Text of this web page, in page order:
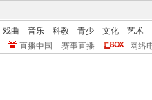
戏曲 音乐 科教 青少 文化
艺术
直播中国 赛事直播 网络